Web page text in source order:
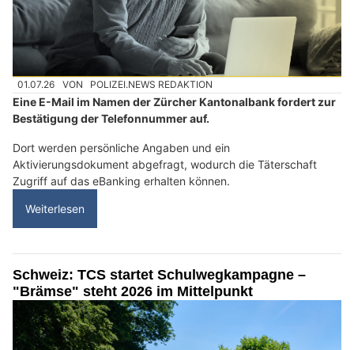
01.07.26 VON POLIZEI.NEWS REDAKTION
Eine E-Mail im Namen der Zürcher Kantonalbank fordert zur
Bestätigung der Telefonnummer auf.
Dort werden persönliche Angaben und ein
Aktivierungsdokument abgefragt, wodurch die Täterschaft
Zugriff auf das eBanking erhalten können.
Weiterlesen
Schweiz: TCS startet Schulwegkampagne –
"Brämse" steht 2026 im Mittelpunkt